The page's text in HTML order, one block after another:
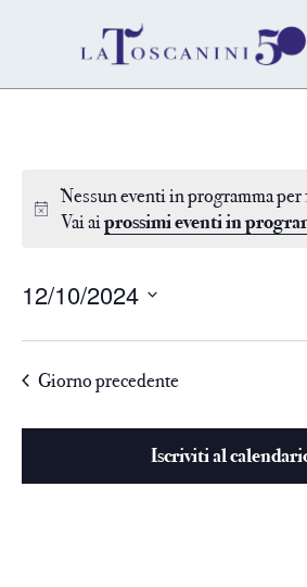
Nessun eventi in programma per
Vai aiprossimi eventi in
12/10/2024
data.Giorno precedente
Iscriviti al